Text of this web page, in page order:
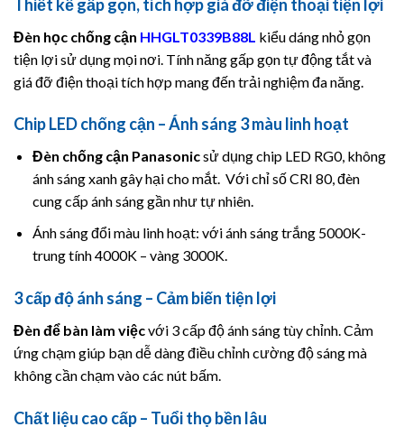
Thiết kế gấp gọn, tích hợp giá đỡ điện thoại tiện lợi
Đèn học chống cận HHGLT0339B88L kiểu dáng nhỏ gọn
tiện lợi sử dụng mọi nơi. Tính năng gấp gọn tự động tắt và
giá đỡ điện thoại tích hợp mang đến trải nghiệm đa năng.
Chip LED chống cận – Ánh sáng 3 màu linh hoạt
Đèn chống cận Panasonicsử dụng chip LED RG0, không
ánh sáng xanh gây hại cho mắt. Với chỉ số CRI 80, đèn
cung cấp ánh sáng gần như tự nhiên.
Ánh sáng đổi màu linh hoạt: với ánh sáng trắng 5000K-
trung tính 4000K – vàng 3000K.
3 cấp độ ánh sáng – Cảm biến tiện lợi
Đèn để bàn làm việcvới 3 cấp độ ánh sáng tùy chỉnh. Cảm
ứng chạm giúp bạn dễ dàng điều chỉnh cường độ sáng mà
không cần chạm vào các nút bấm.
Chất liệu cao cấp – Tuổi thọ bền lâu